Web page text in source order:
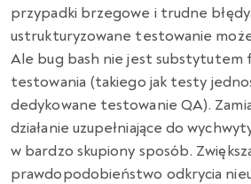
przypadki brzegowe i trudne
ustrukturyzowane testowanie
Ale bug bash nie jest substytutem
testowania (takiego jak testy
dedykowane testowanie QA).
działanie uzupełniające do
w bardzo skupiony sposób.
prawdopodobieństwo odkrycia